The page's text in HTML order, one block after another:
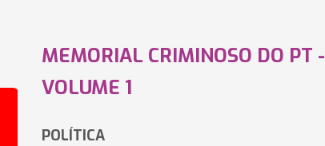
MEMORIAL CRIMINOSO DO PT -
VOLUME 1
POLÍTICA